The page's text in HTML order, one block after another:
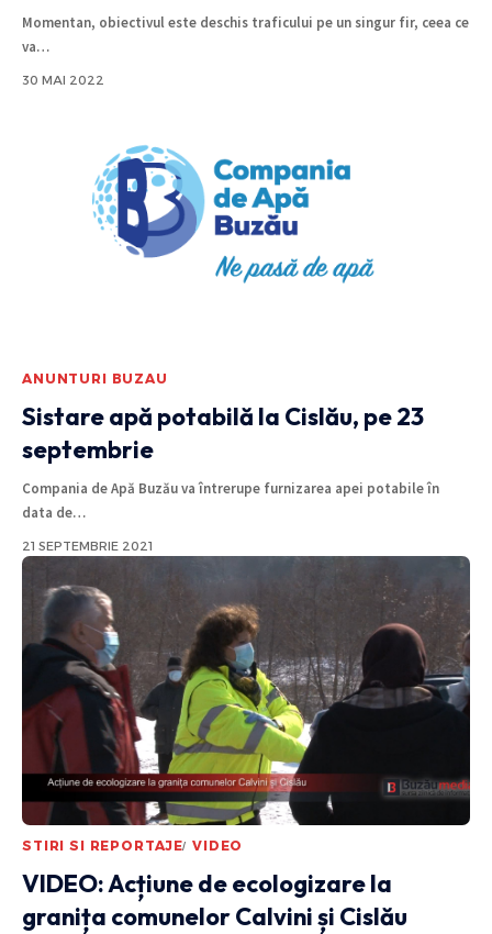
Momentan, obiectivul este deschis traficului pe un singur fir, ceea ce
va…
30 MAI 2022
ANUNTURI BUZAU
Sistare apă potabilă la Cislău, pe 23
septembrie
Compania de Apă Buzău va întrerupe furnizarea apei potabile în
data de…
21 SEPTEMBRIE 2021
STIRI SI REPORTAJE VIDEO
VIDEO: Acțiune de ecologizare la
granița comunelor Calvini și Cislău